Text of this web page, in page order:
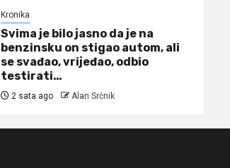
Kronika
Svima je bilo jasno da je na
benzinsku on stigao autom, ali
se svađao, vrijeđao, odbio
testirati…
2 sata ago Alan Srčnik